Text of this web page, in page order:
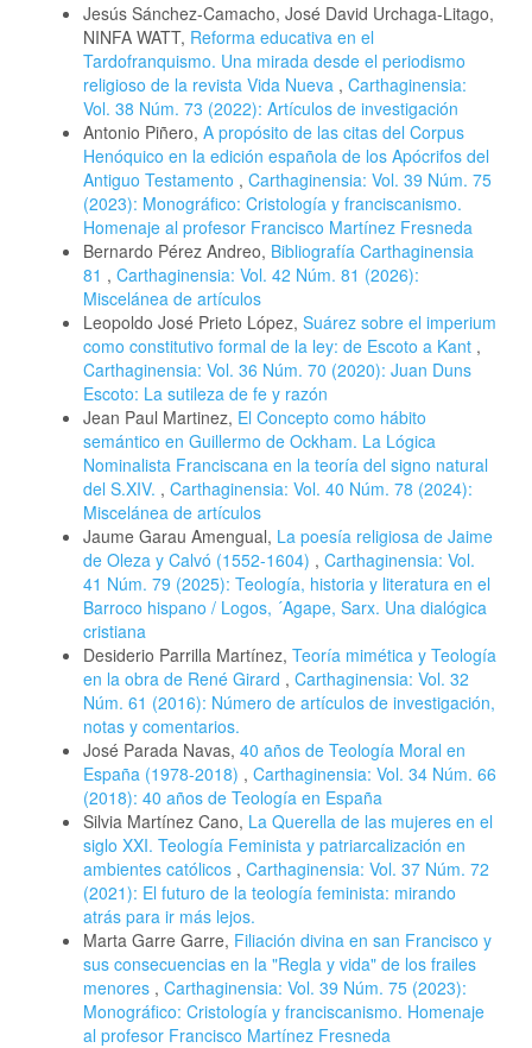
Jesús Sánchez-Camacho, José David Urchaga-Litago,
NINFA WATT, Reforma educativa en el
Tardofranquismo. Una mirada desde el periodismo
religioso de la revista Vida Nueva , Carthaginensia:
Vol. 38 Núm. 73 (2022): Artículos de investigación
Antonio Piñero, A propósito de las citas del Corpus
Henóquico en la edición española de los Apócrifos del
Antiguo Testamento , Carthaginensia: Vol. 39 Núm. 75
(2023): Monográfico: Cristología y franciscanismo.
Homenaje al profesor Francisco Martínez Fresneda
Bernardo Pérez Andreo, Bibliografía Carthaginensia
81 , Carthaginensia: Vol. 42 Núm. 81 (2026):
Miscelánea de artículos
Leopoldo José Prieto López, Suárez sobre el imperium
como constitutivo formal de la ley: de Escoto a Kant ,
Carthaginensia: Vol. 36 Núm. 70 (2020): Juan Duns
Escoto: La sutileza de fe y razón
Jean Paul Martinez, El Concepto como hábito
semántico en Guillermo de Ockham. La Lógica
Nominalista Franciscana en la teoría del signo natural
del S.XIV. , Carthaginensia: Vol. 40 Núm. 78 (2024):
Miscelánea de artículos
Jaume Garau Amengual, La poesía religiosa de Jaime
de Oleza y Calvó (1552-1604) , Carthaginensia: Vol.
41 Núm. 79 (2025): Teología, historia y literatura en el
Barroco hispano / Logos, ´Agape, Sarx. Una dialógica
cristiana
Desiderio Parrilla Martínez, Teoría mimética y Teología
en la obra de René Girard , Carthaginensia: Vol. 32
Núm. 61 (2016): Número de artículos de investigación,
notas y comentarios.
José Parada Navas, 40 años de Teología Moral en
España (1978-2018) , Carthaginensia: Vol. 34 Núm. 66
(2018): 40 años de Teología en España
Silvia Martínez Cano, La Querella de las mujeres en el
siglo XXI. Teología Feminista y patriarcalización en
ambientes católicos , Carthaginensia: Vol. 37 Núm. 72
(2021): El futuro de la teología feminista: mirando
atrás para ir más lejos.
Marta Garre Garre, Filiación divina en san Francisco y
sus consecuencias en la "Regla y vida" de los frailes
menores , Carthaginensia: Vol. 39 Núm. 75 (2023):
Monográfico: Cristología y franciscanismo. Homenaje
al profesor Francisco Martínez Fresneda